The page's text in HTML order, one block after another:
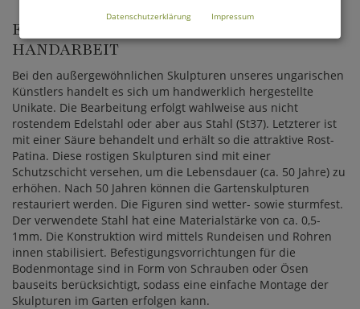
EINZIGARTIGE METALL SKULPTUREN IN
HANDARBEIT
Bei den außergewöhnlichen Skulpturen unseres ungarischen
Künstlers handelt es sich um handwerklich hergestellte
Unikate. Die Bearbeitung erfolgt wahlweise aus nicht
rostendem Edelstahl oder aber aus Stahl (St37). Letzterer ist
mit einer Säure behandelt und erhält so die attraktive Rost-
Patina. Diese rostigen Skulpturen sind mit einer
Schutzschicht versehen, um die Lebensdauer (ca. 50 Jahre) zu
erhöhen. Nach 50 Jahren können die Gartenskulpturen
restauriert werden. Die Figuren sind wetter- sowie sturmfest.
Der verwendete Stahl hat eine Materialstärke von ca. 0,5-
1mm. Die Konstruktion wird mittels Rundeisen und Rohren
innen stabilisiert. Befestigungsvorrichtungen für die
Bodenmontage sind in Form von Schrauben oder Ösen
bauseits berücksichtigt, sodass eine einfache Montage der
Skulpturen im Garten erfolgen kann.
Datenschutzerklärung Impressum